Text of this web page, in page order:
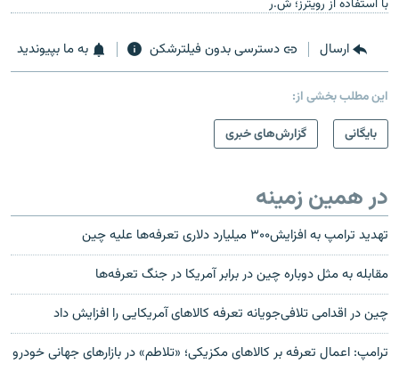
با استفاده از رویترز؛ ش.ر
ارسال دسترسی بدون فیلترشکن به ما بپیوندید
این مطلب بخشی از:
بایگانی
گزارش‌های خبری
در همین زمینه
تهدید ترامپ به افزایش۳۰۰ میلیارد دلاری تعرفه‌ها علیه چین
مقابله به مثل دوباره چین در برابر آمریکا در جنگ تعرفه‌ها
چین در اقدامی تلافی‌جویانه تعرفه کالاهای آمریکایی را افزایش داد
ترامپ: اعمال تعرفه بر کالاهای مکزیکی؛ «تلاطم» در بازارهای جهانی خودرو